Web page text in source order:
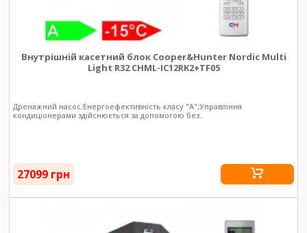
Внутрішній касетний блок Cooper&Hunter Nordic Multi
Light R32 CHML-IC12RK2+TF05
Дренажний насос;Енергоефективність класу "А";Управління
кондиціонерами здійснюється за допомогою без..
27099 грн